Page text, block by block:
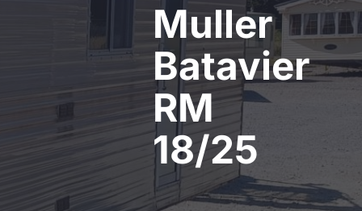
Muller
Batavier
RM
18/25